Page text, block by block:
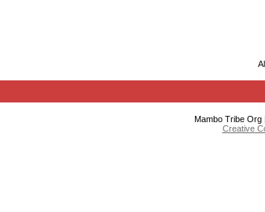
Mambo Tribe Org |
Creative